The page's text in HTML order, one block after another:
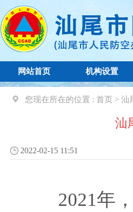
网站首页 机构设置
您现在所在的位置 : 首页 > 汕
汕
2022-02-15 11:51
2021年，